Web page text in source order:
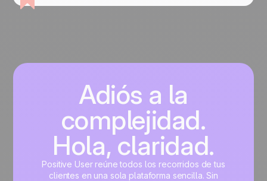
Adiós a la
complejidad.
Hola, claridad.
Positive User reúne todos los recorridos de tus
clientes en una sola plataforma sencilla. Sin